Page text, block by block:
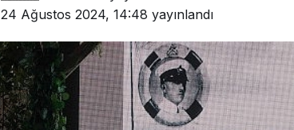
24 Ağustos 2024, 14:48 yayınlandı
Spor
Türkiye’nin En Uzun
Maratonu Başladı